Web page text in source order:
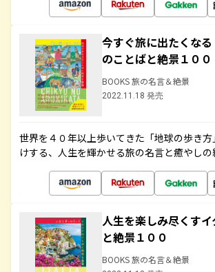
今すぐ旅に出たくな
のことばと絶景１００
BOOKS 旅の名言＆絶景
2022.11.18 発売
世界を４０年以上歩いてきた「地球の歩き
けする、人生を輝かせる旅の名言と癒やしの
人生を楽しみ尽くす
と絶景１００
BOOKS 旅の名言＆絶景